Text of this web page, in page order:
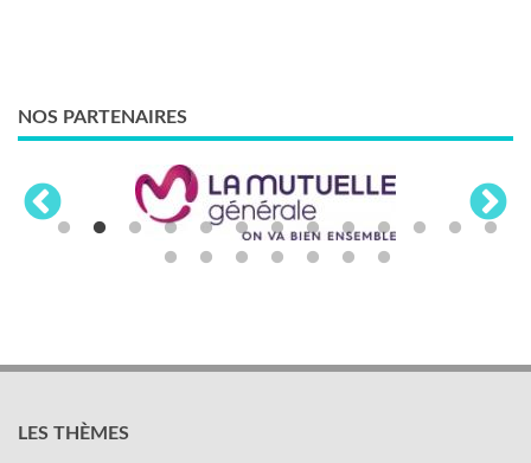
NOS PARTENAIRES
LES THÈMES